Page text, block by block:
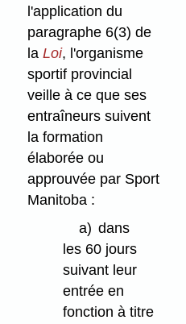
l'application du
paragraphe 6(3) de
laLoi, l'organisme
sportif provincial
veille à ce que ses
entraîneurs suivent
la formation
élaborée ou
approuvée par Sport
Manitoba :
a) dans
les 60 jours
suivant leur
entrée en
fonction à titre